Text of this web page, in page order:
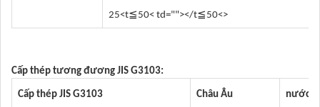
25<t≦ 50< td=""></t≦ 50<>
Cấp thép tương đương JIS G3103:
Cấp thép JIS G3103 Châu Âu nước